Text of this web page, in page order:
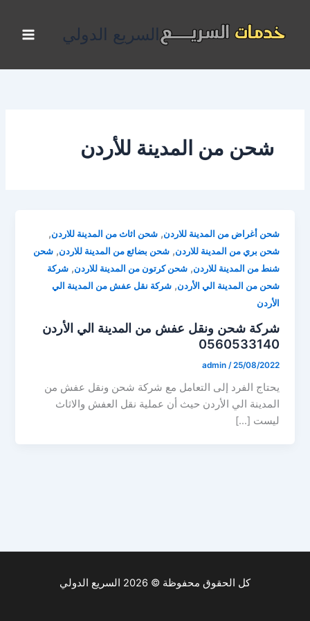
المحتوى
السريع الدولي
شحن من المدينة للأردن
شحن أغراض من المدينة للاردن,شحن اثاث من المدينة للاردن,
شحن بري من المدينة للاردن,شحن بضائع من المدينة للاردن,شحن
شنط من المدينة للاردن,شحن كرتون من المدينة للاردن,شركة
شحن من المدينة الي الأردن,شركة نقل عفش من المدينة الي
الأردن
شركة شحن ونقل عفش من المدينة الي الأردن
0560533140
admin /25/08/2022
يحتاج الفرد إلى التعامل مع شركة شحن ونقل عفش من
المدينة الي الأردن حيث أن عملية نقل العفش والاثاث
ليست […]
كل الحقوق محفوظة © 2026 السريع الدولي